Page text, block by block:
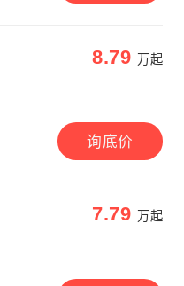
8.79 万起
询底价
7.79 万起